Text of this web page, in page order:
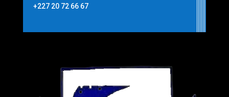
+227 20 72 66 67